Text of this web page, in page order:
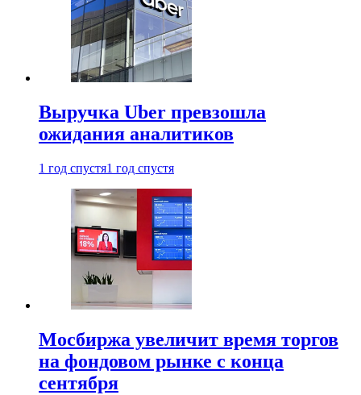
Выручка Uber превзошла
ожидания аналитиков
1 год спустя1 год спустя
Мосбиржа увеличит время торгов
на фондовом рынке с конца
сентября